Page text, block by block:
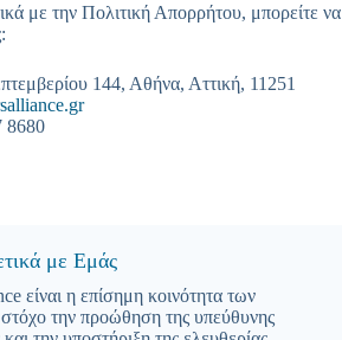
με την Πολιτική Απορρήτου, μπορείτε να
144, Αθήνα, Αττική, 11251
8680
με Εμάς
είναι η επίσημη κοινότητα των
την προώθηση της υπεύθυνης